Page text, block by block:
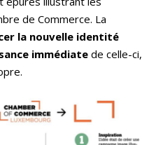
de Commerce. La
la nouvelle identité
immédiate de celle-ci,